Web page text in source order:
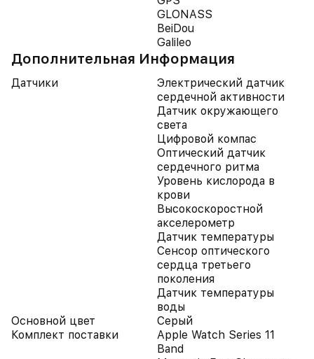
GLONASS
BeiDou
Galileo
Дополнительная Информация
Датчики
Электрический датчик
сердечной активности
Датчик окружающего
света
Цифровой компас
Оптический датчик
сердечного ритма
Уровень кислорода в
крови
Высокоскоростной
акселерометр
Датчик температуры
Сенсор оптического
сердца третьего
поколения
Датчик температуры
воды
Основной цвет
Серый
Комплект поставки
Apple Watch Series 11
Band